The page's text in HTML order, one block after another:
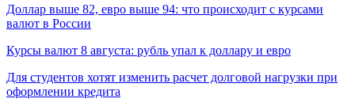
Доллар выше 82, евро выше 94: что происходит с курсами
валют в России
Курсы валют 8 августа: рубль упал к доллару и евро
Для студентов хотят изменить расчет долговой нагрузки при
оформлении кредита